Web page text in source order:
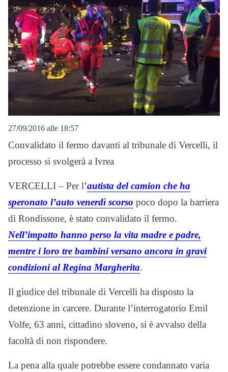
27/09/2016 alle 18:57
Convalidato il fermo davanti al tribunale di Vercelli, il
processo si svolgerà a Ivrea
VERCELLI – Per l’autista del camion che ha
speronato l’auto venerdì scorso poco dopo la barriera
di Rondissone, è stato convalidato il fermo.
Nell’impatto hanno perso la vita madre e padre,
mentre i loro tre bambini versano ancora in gravi
condizioni al Regina Margherita.
Il giudice del tribunale di Vercelli ha disposto la
detenzione in carcere. Durante l’interrogatorio Emil
Volfe, 63 anni, cittadino sloveno, si è avvalso della
facoltà di non rispondere.
La pena alla quale potrebbe essere condannato varia